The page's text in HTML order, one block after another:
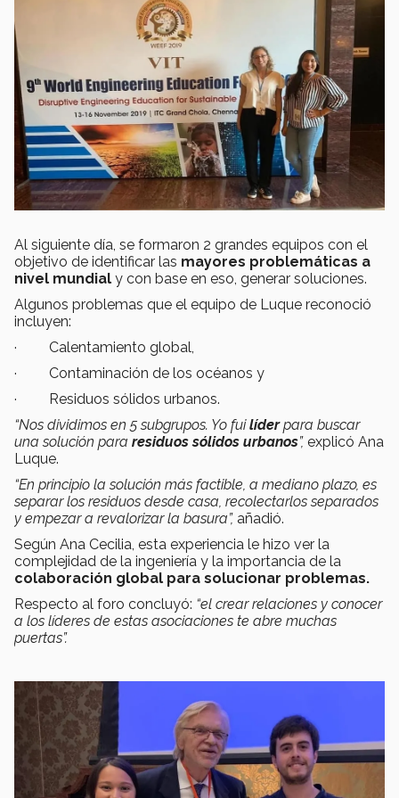
Al siguiente día, se formaron 2 grandes equipos con el
objetivo de identificar las mayores problemáticas a
nivel mundial y con base en eso, generar soluciones.
Algunos problemas que el equipo de Luque reconoció
incluyen:
· Calentamiento global,
· Contaminación de los océanos y
· Residuos sólidos urbanos.
“Nos dividimos en 5 subgrupos. Yo fuilíderpara buscar
una solución para residuos sólidos urbanos”, explicó Ana
Luque.
“En principio la solución más factible, a mediano plazo, es
separar los residuos desde casa, recolectarlos separados
y empezar a revalorizar la basura”, añadió.
Según Ana Cecilia, esta experiencia le hizo ver la
complejidad de la ingeniería y la importancia de la
colaboración global para solucionar problemas.
Respecto al foro concluyó: “el crear relaciones y conocer
a los líderes de estas asociaciones te abre muchas
puertas”.